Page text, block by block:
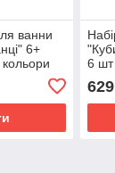
ванни
6+
кольори
6 шт
629